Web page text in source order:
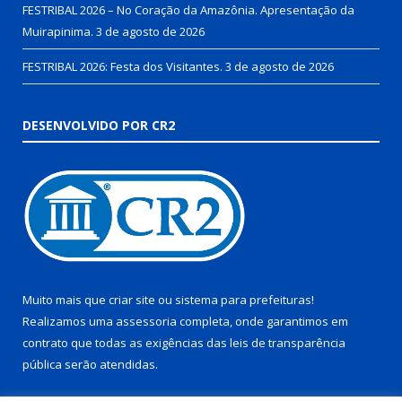
FESTRIBAL 2026 – No Coração da Amazônia. Apresentação da
Muirapinima. 3 de agosto de 2026
FESTRIBAL 2026: Festa dos Visitantes. 3 de agosto de 2026
DESENVOLVIDO POR CR2
Muito mais que criar site ou sistema para prefeituras!
Realizamos uma assessoria completa, onde garantimos em
contrato que todas as exigências das leis de transparência
pública serão atendidas.